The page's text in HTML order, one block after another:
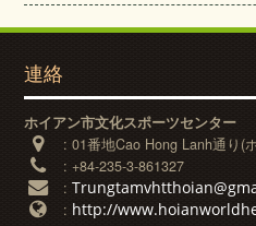
連絡
ホイアン市文化スポーツセンター
:01番地Cao Hong Lanh通り(
:+84-235-3-861327
:
: http://